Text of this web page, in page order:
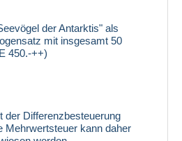
der Antarktis" als
mit insgesamt 50
450.-++)
der Differenzbesteuerung
Mehrwertsteuer kann daher